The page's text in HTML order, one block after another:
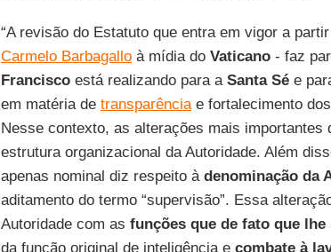
“A revisão do Estatuto que entra em vigor a
Carmelo Barbagalloà mídia do Vaticano- faz
Franciscoestá realizando para a Santa Sée
em matéria de transparênciae fortalecimento
Nesse contexto, as alterações mais importantes
estrutura organizacional da Autoridade. Além
apenas nominal diz respeito à denominação da
aditamento do termo “supervisão”. Essa
Autoridade com as funções que de fato que
da função original de inteligência e combate à